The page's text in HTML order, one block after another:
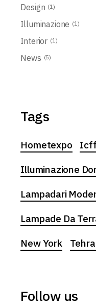
Design (1)
Illuminazione (1)
Interior (1)
News (5)
Tags
Hometexpo
Icff
Illuminazione
Lampadari
Lampade Da
New York
Follow us